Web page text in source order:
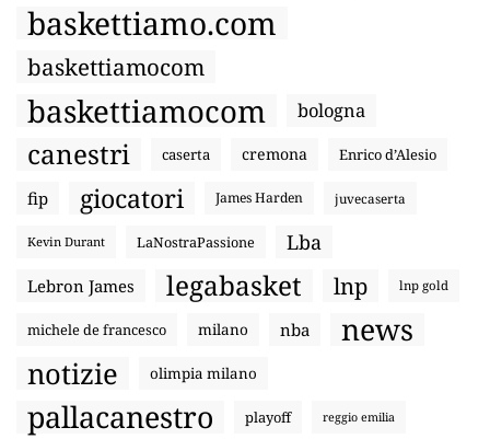
baskettiamo.com
baskettiamocom
baskettiamocom bologna
canestri caserta cremona Enrico d’Alesio
fip giocatori James Harden juvecaserta
Kevin Durant LaNostraPassione Lba
Lebron James legabasket lnp lnp gold
michele de francesco milano nba news
notizie olimpia milano
pallacanestro playoff reggio emilia